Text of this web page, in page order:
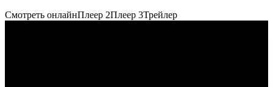
Смотреть онлайнПлеер 2Плеер 3Трейлер